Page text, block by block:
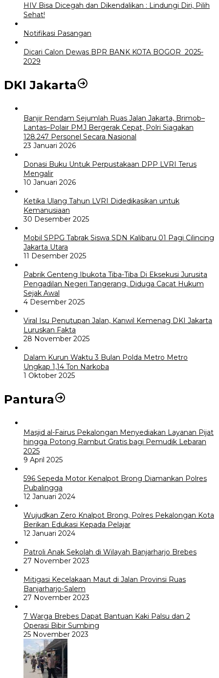
HIV Bisa Dicegah dan Dikendalikan : Lindungi Diri, Pilih
Sehat!
Notifikasi Pasangan
Dicari Calon Dewas BPR BANK KOTA BOGOR 2025-
2029
DKI Jakarta
Banjir Rendam Sejumlah Ruas Jalan Jakarta, Brimob–
Lantas–Polair PMJ Bergerak Cepat, Polri Siagakan
128.247 Personel Secara Nasional
23 Januari 2026
Donasi Buku Untuk Perpustakaan DPP LVRI Terus
Mengalir
10 Januari 2026
Ketika Ulang Tahun LVRI Didedikasikan untuk
Kemanusiaan
30 Desember 2025
Mobil SPPG Tabrak Siswa SDN Kalibaru 01 Pagi Cilincing
Jakarta Utara
11 Desember 2025
Pabrik Genteng Ibukota Tiba-Tiba Di Eksekusi Jurusita
Pengadilan Negeri Tangerang, Diduga Cacat Hukum
Sejak Awal
4 Desember 2025
Viral Isu Penutupan Jalan, Kanwil Kemenag DKI Jakarta
Luruskan Fakta
28 November 2025
Dalam Kurun Waktu 3 Bulan Polda Metro Metro
Ungkap 1,14 Ton Narkoba
1 Oktober 2025
Pantura
Masjid al-Fairus Pekalongan Menyediakan Layanan Pijat
hingga Potong Rambut Gratis bagi Pemudik Lebaran
2025
9 April 2025
596 Sepeda Motor Kenalpot Brong Diamankan Polres
Pubalingga
12 Januari 2024
Wujudkan Zero Knalpot Brong, Polres Pekalongan Kota
Berikan Edukasi Kepada Pelajar
12 Januari 2024
Patroli Anak Sekolah di Wilayah Banjarharjo Brebes
27 November 2023
Mitigasi Kecelakaan Maut di Jalan Provinsi Ruas
Banjarharjo-Salem
27 November 2023
7 Warga Brebes Dapat Bantuan Kaki Palsu dan 2
Operasi Bibir Sumbing
25 November 2023